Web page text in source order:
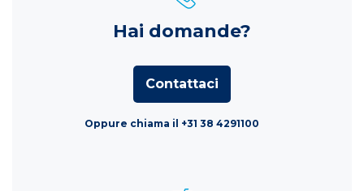
Hai domande?
Contattaci
Oppure chiama il +31 38 4291100